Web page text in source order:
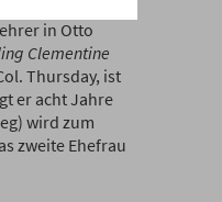
in Otto
Clementine
Thursday, ist
er acht Jahre
wird zum
zweite Ehefrau